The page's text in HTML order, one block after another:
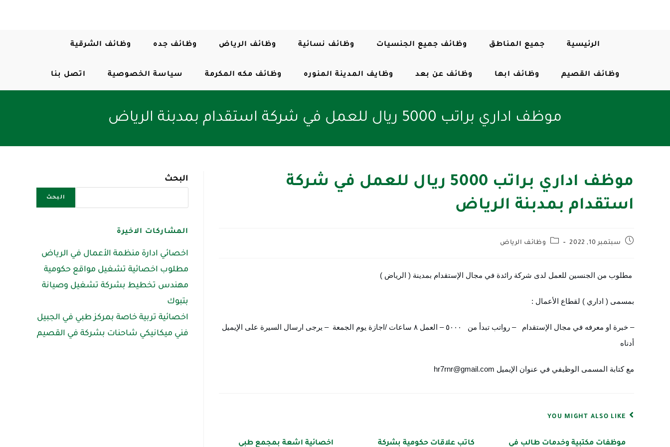
الرئيسية جميع المناطق وظائف جميع الجنسيات وظائف نسائية وظائف الرياض وظائف جده وظائف الشرقية
وظائف القصيم وظائف ابها وظائف عن بعد وظايف المدينة المنوره وظائف مكه المكرمة سياسة الخصوصية اتصل بنا
موظف اداري براتب 5000 ريال للعمل في شركة استقدام بمدبنة الرياض
موظف اداري براتب 5000 ريال للعمل في شركة
استقدام بمدبنة الرياض
سبتمبر 10, 2022 وظائف الرياض
مطلوب من الجنسين للعمل لدى شركة رائدة في مجال الإستقدام بمدينة ( الرياض )
بمسمى ( اداري ) لقطاع الأعمال :
أدناه
مع كتابة المسمى الوظيفي في عنوان الإيميل hr7rnr@gmail.com
YOU MIGHT ALSO LIKE
اخصائية اشعة بمجمع طبي
كاتب علاقات حكومية بشركة
موظفات مكتبية وخدمات طالب في
البحث
البحث
المشاركات الاخيرة
اخصائي ادارة منظمة الأعمال في الرياض
مطلوب اخصائية تشغيل مواقع حكومية
مهندس تخطيط بشركة تشغيل وصيانة
بتبوك
اخصائية تربية خاصة بمركز طبي في الجبيل
فني ميكانيكي شاحنات بشركة في القصيم